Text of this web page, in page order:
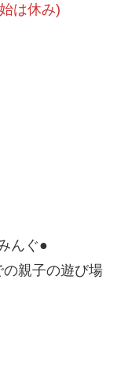
は休み)
んぐ●
の親子の遊び場